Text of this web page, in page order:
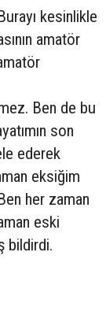
kesinlikle
amatör
Ben de bu
son
ederek
eksiğim
her zaman
eski
bildirdi.